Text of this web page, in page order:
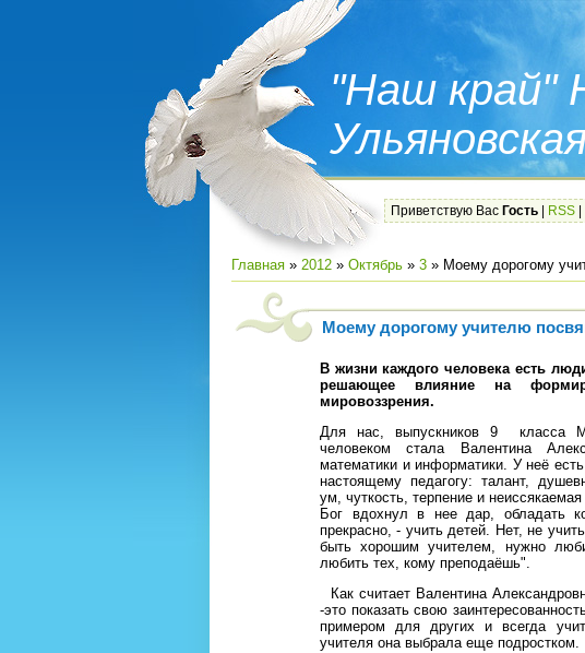
"Наш край"
Приветствую Вас Гость RSS
Главная » 2012 » Октябрь » 3 » Моему дорогому
Моему дорогому учителю
В жизни каждого человека есть
решающее влияние на
мировоззрения.
Для нас, выпускников 9
класса
человеком стала Валентина
математики и информатики. У неё
настоящему педагогу: талант,
ум, чуткость, терпение и
Бог вдохнул в нее дар, обладать
прекрасно, - учить детей. Нет, не
быть хорошим учителем, нужно
любить тех, кому преподаёшь".
Как считает Валентина
-это показать свою
примером для других и всегда
учителя она выбрала еще подростком.